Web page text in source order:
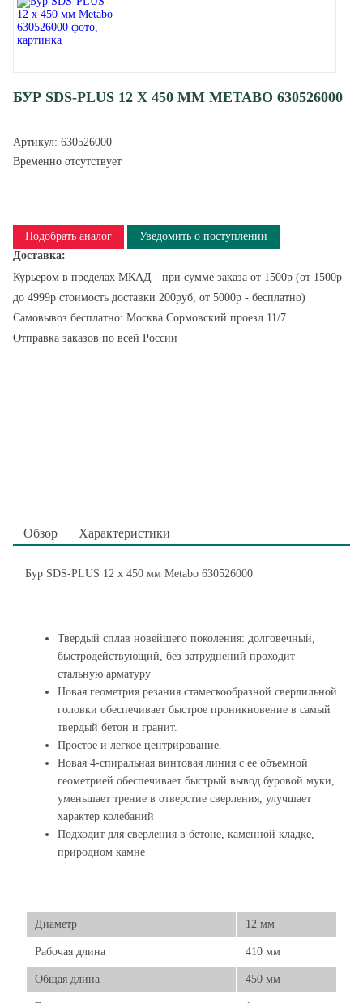
БУР SDS-PLUS 12 Х 450 ММ METABO 630526000
Артикул: 630526000
Временно отсутствует
Подобрать аналог
Уведомить о поступлении
Доставка:
Курьером в пределах МКАД - при сумме заказа от 1500р (от 1500р
до 4999р стоимость доставки 200руб, от 5000р - бесплатно)
Самовывоз бесплатно: Москва Сормовский проезд 11/7
Отправка заказов по всей России
Обзор Характеристики
Бур SDS-PLUS 12 х 450 мм Metabo 630526000
Твердый сплав новейшего поколения: долговечный,
быстродействующий, без затруднений проходит
стальную арматуру
Новая геометрия резания стамескообразной сверлильной
головки обеспечивает быстрое проникновение в самый
твердый бетон и гранит.
Простое и легкое центрирование.
Новая 4-спиральная винтовая линия с ее объемной
геометрией обеспечивает быстрый вывод буровой муки,
уменьшает трение в отверстие сверления, улучшает
характер колебаний
Подходит для сверления в бетоне, каменной кладке,
природном камне
Диаметр 12 мм
Рабочая длина 410 мм
Общая длина 450 мм